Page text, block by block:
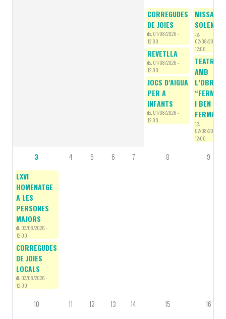
CORREGUDES
DE JOIES
ds., 01/08/2026 -
12:00
REVETLLA
ds., 01/08/2026 -
12:00
JOCS D’AIGUA
PER A
INFANTS
ds., 01/08/2026 -
12:00
MISSA
SOLEMNE
dg.,
02/08/2026 -
12:00
TEATRE
AMB
L’OBRA
“FERMAT
I BEN
FERMAT”
dg.,
02/08/2026 -
12:00
3 4 5 6 7 8
9
LXVI
HOMENATGE
A LES
PERSONES
MAJORS
dl., 03/08/2026 -
12:00
CORREGUDES
DE JOIES
LOCALS
dl., 03/08/2026 -
12:00
10 11 12 13 14 15 16